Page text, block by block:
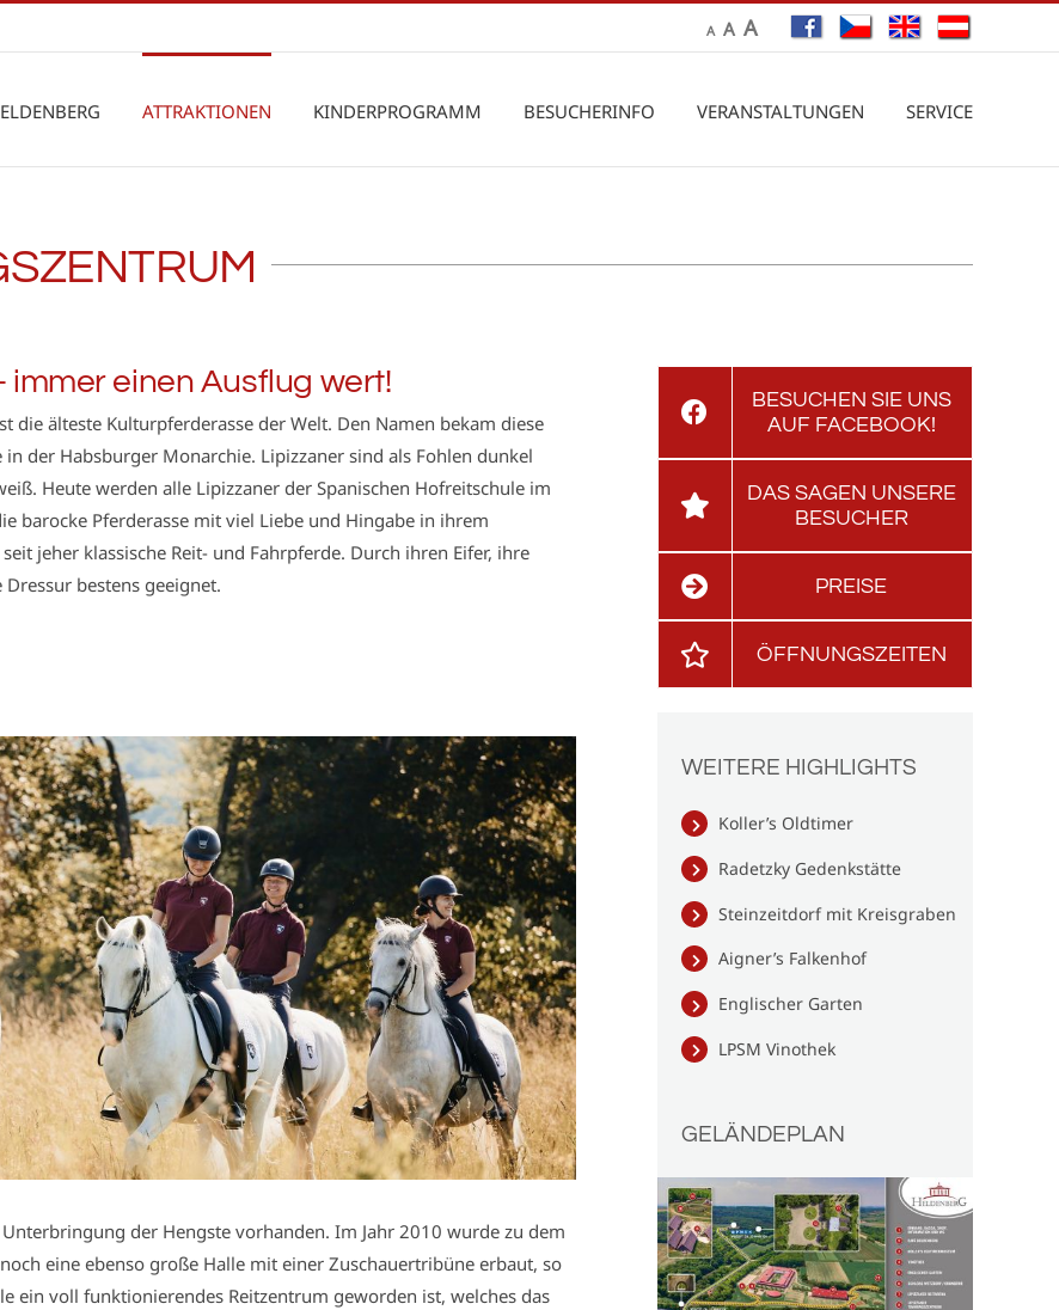
A A A
ATTRAKTIONEN KINDERPROGRAMM BESUCHERINFO VERANSTALTUNGEN SERVICE
einen Ausflug wert!
älteste Kulturpferderasse der Welt. Den Namen bekam diese
der Habsburger Monarchie. Lipizzaner sind als Fohlen dunkel
Heute werden alle Lipizzaner der Spanischen Hofreitschule im
barocke Pferderasse mit viel Liebe und Hingabe in ihrem
jeher klassische Reit- und Fahrpferde. Durch ihren Eifer, ihre
bestens geeignet.
der Hengste vorhanden. Im Jahr 2010 wurde zu dem
eine ebenso große Halle mit einer Zuschauertribüne erbaut, so
ein voll funktionierendes Reitzentrum geworden ist, welches das
BESUCHEN SIE UNS
AUF FACEBOOK!
DAS SAGEN UNSERE
BESUCHER
PREISE
ÖFFNUNGSZEITEN
WEITERE HIGHLIGHTS
Koller’s Oldtimer
Radetzky Gedenkstätte
Steinzeitdorf mit Kreisgraben
Aigner’s Falkenhof
Englischer Garten
LPSM Vinothek
GELÄNDEPLAN